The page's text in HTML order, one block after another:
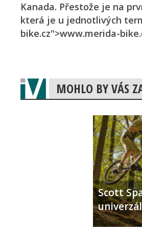
Kanada. Přestože je na
která je u jednotlivých
bike.cz">www.merida-
MOHLO BY VÁS
Scott
univerzál